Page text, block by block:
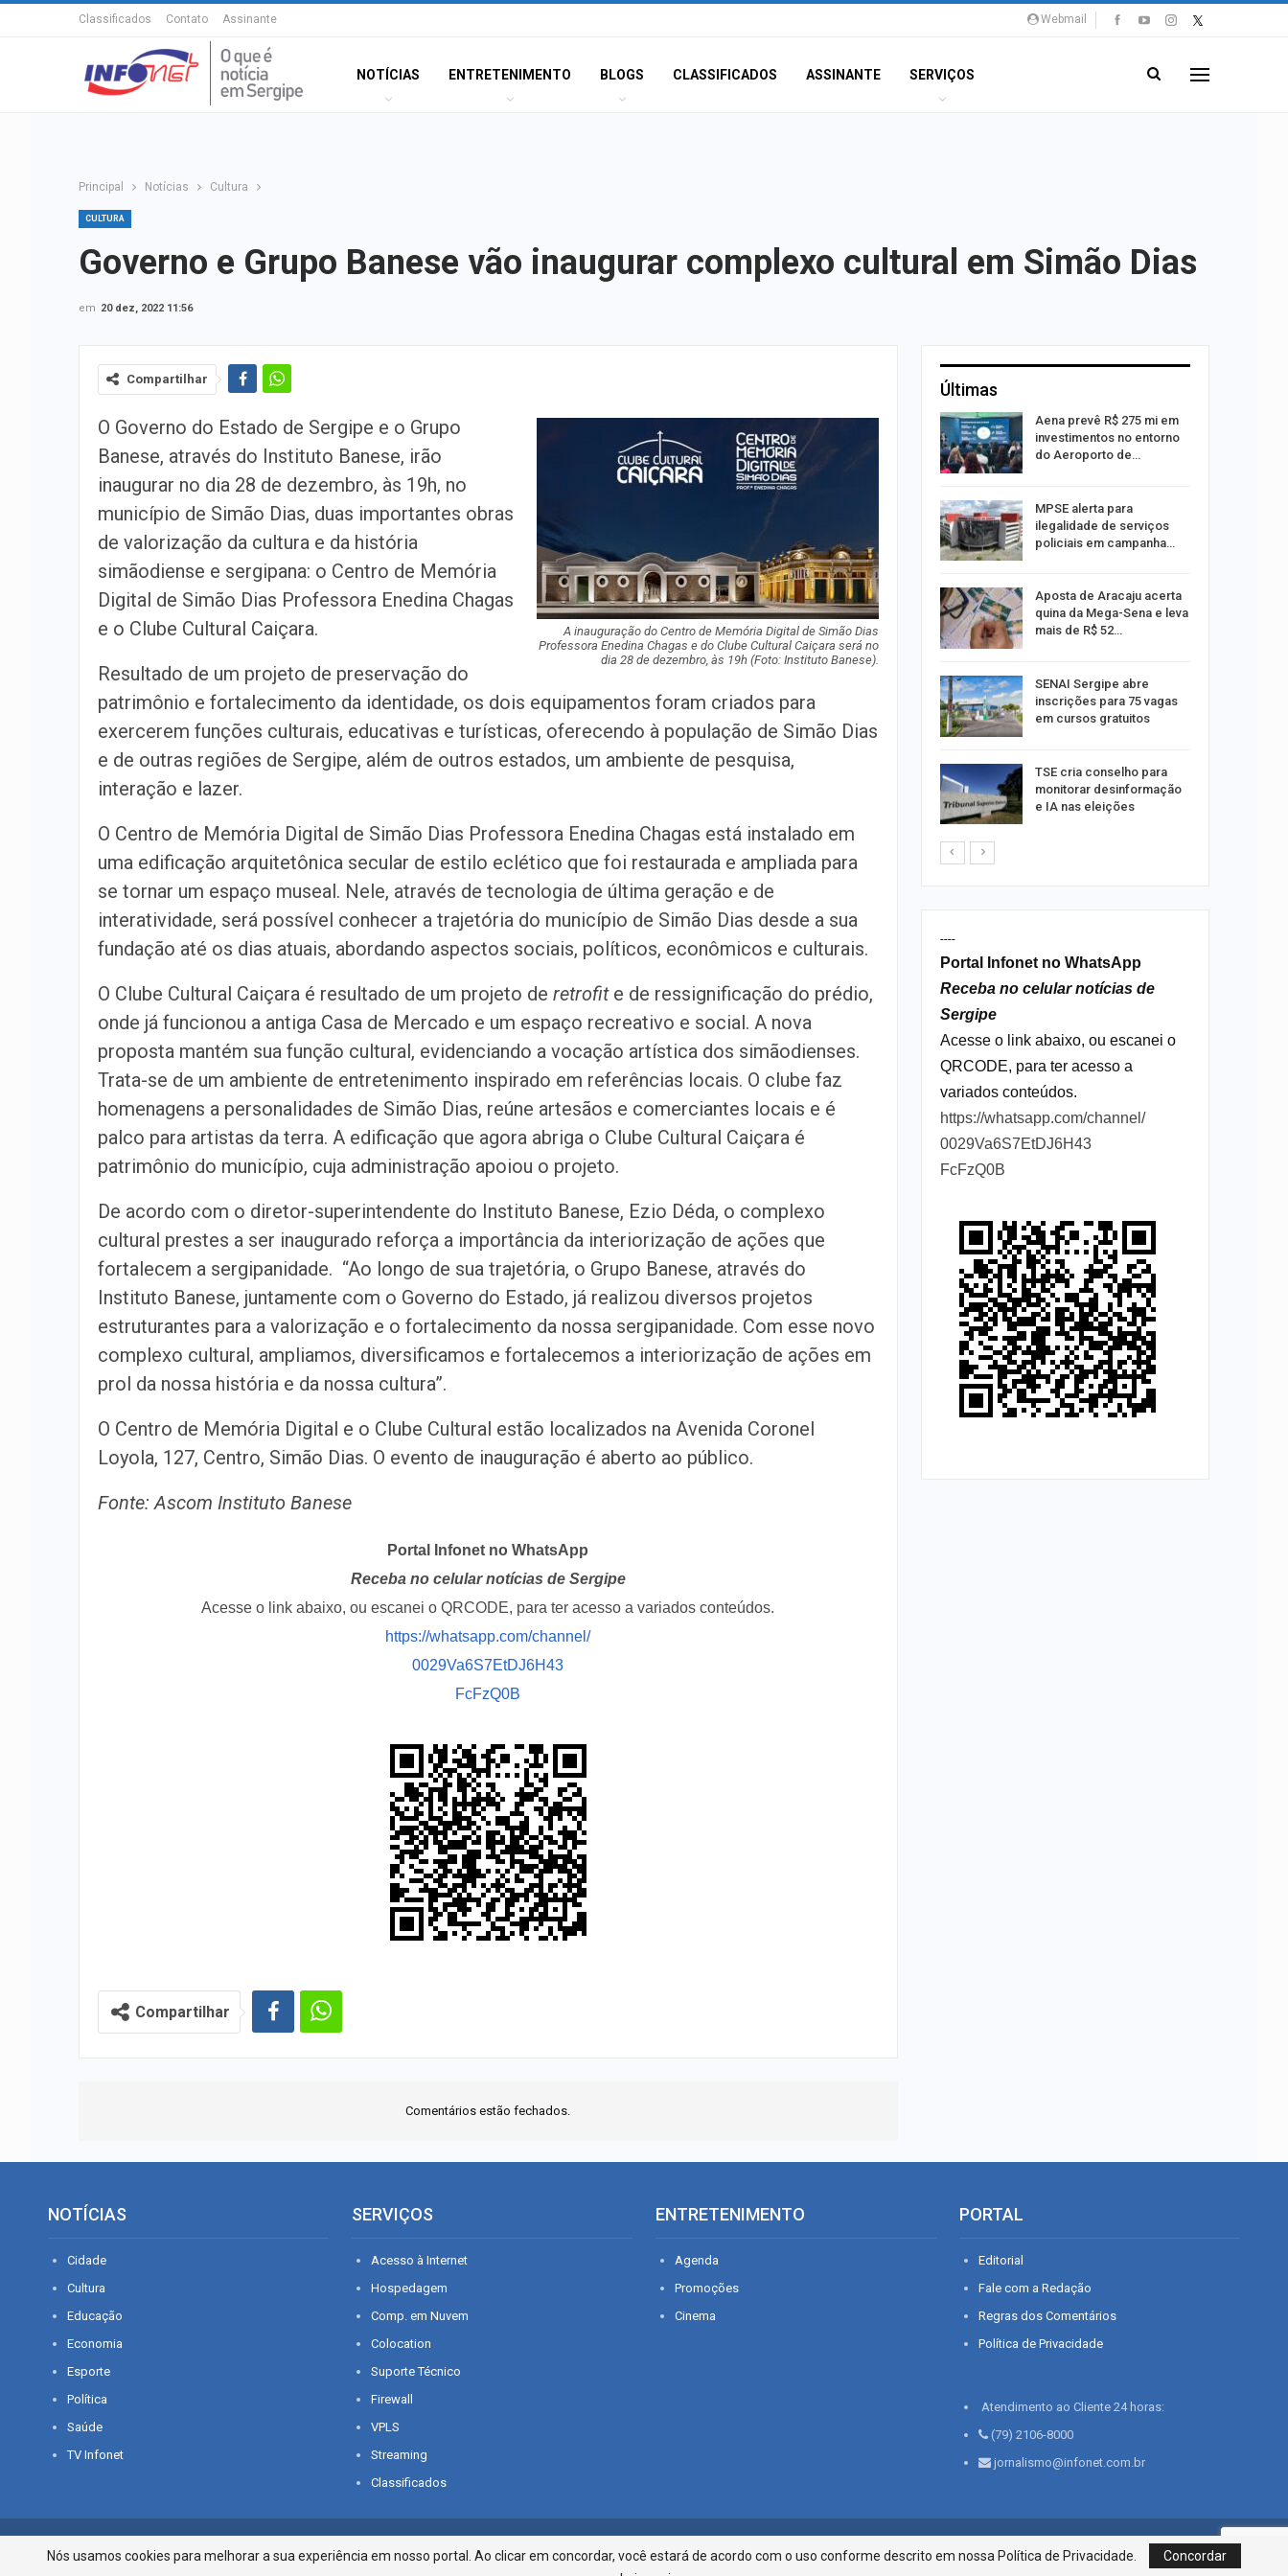
Webmail
Classificados Contato Assinante
NOTÍCIAS ENTRETENIMENTO BLOGS CLASSIFICADOS ASSINANTE SERVIÇOS
Principal Notícias Cultura
CULTURA
Governo e Grupo Banese vão inaugurar complexo cultural em Simão Dias
em 20 dez, 2022 11:56
Compartilhar
A inauguração do Centro de Memória Digital de Simão Dias
Professora Enedina Chagas e do Clube Cultural Caiçara será no
dia 28 de dezembro, às 19h (Foto: Instituto Banese).
O Governo do Estado de Sergipe e o Grupo
Banese, através do Instituto Banese, irão
inaugurar no dia 28 de dezembro, às 19h, no
município de Simão Dias, duas importantes obras
de valorização da cultura e da história
simãodiense e sergipana: o Centro de Memória
Digital de Simão Dias Professora Enedina Chagas
e o Clube Cultural Caiçara.
Resultado de um projeto de preservação do
patrimônio e fortalecimento da identidade, os dois equipamentos foram criados para
exercerem funções culturais, educativas e turísticas, oferecendo à população de Simão Dias
e de outras regiões de Sergipe, além de outros estados, um ambiente de pesquisa,
interação e lazer.
O Centro de Memória Digital de Simão Dias Professora Enedina Chagas está instalado em
uma edificação arquitetônica secular de estilo eclético que foi restaurada e ampliada para
se tornar um espaço museal. Nele, através de tecnologia de última geração e de
interatividade, será possível conhecer a trajetória do município de Simão Dias desde a sua
fundação até os dias atuais, abordando aspectos sociais, políticos, econômicos e culturais.
O Clube Cultural Caiçara é resultado de um projeto de retrofite de ressignificação do prédio,
onde já funcionou a antiga Casa de Mercado e um espaço recreativo e social. A nova
proposta mantém sua função cultural, evidenciando a vocação artística dos simãodienses.
Trata-se de um ambiente de entretenimento inspirado em referências locais. O clube faz
homenagens a personalidades de Simão Dias, reúne artesãos e comerciantes locais e é
palco para artistas da terra. A edificação que agora abriga o Clube Cultural Caiçara é
patrimônio do município, cuja administração apoiou o projeto.
De acordo com o diretor-superintendente do Instituto Banese, Ezio Déda, o complexo
cultural prestes a ser inaugurado reforça a importância da interiorização de ações que
fortalecem a sergipanidade. “Ao longo de sua trajetória, o Grupo Banese, através do
Instituto Banese, juntamente com o Governo do Estado, já realizou diversos projetos
estruturantes para a valorização e o fortalecimento da nossa sergipanidade. Com esse novo
complexo cultural, ampliamos, diversificamos e fortalecemos a interiorização de ações em
prol da nossa história e da nossa cultura”.
O Centro de Memória Digital e o Clube Cultural estão localizados na Avenida Coronel
Loyola, 127, Centro, Simão Dias. O evento de inauguração é aberto ao público.
Fonte: Ascom Instituto Banese
Portal Infonet no WhatsApp
Receba no celular notícias de Sergipe
Acesse o link abaixo, ou escanei o QRCODE, para ter acesso a variados conteúdos.
https://whatsapp.com/channel/
0029Va6S7EtDJ6H43
FcFzQ0B
Compartilhar
Comentários estão fechados.
Últimas
Champagne: Uma Viagem
de Pai e Filho
Homem Aranha: Um Novo
Dia
companheiro é preso por
Sergipe terá possibilidade
Aena prevê R$ 275 mi em
investimentos no entorno
do Aeroporto de…
MPSE alerta para
ilegalidade de serviços
policiais em campanha…
Aposta de Aracaju acerta
quina da Mega-Sena e leva
mais de R$ 52…
SENAI Sergipe abre
inscrições para 75 vagas
em cursos gratuitos
TSE cria conselho para
monitorar desinformação
e IA nas eleições
----
Portal Infonet no WhatsApp
Receba no celular notícias de
Sergipe
Acesse o link abaixo, ou escanei o
QRCODE, para ter acesso a
variados conteúdos.
https://whatsapp.com/channel/
0029Va6S7EtDJ6H43
FcFzQ0B
NOTÍCIAS
Cidade
Cultura
Educação
Economia
Esporte
Política
Saúde
TV Infonet
SERVIÇOS
Acesso à Internet
Hospedagem
Comp. em Nuvem
Colocation
Suporte Técnico
Firewall
VPLS
Streaming
Classificados
ENTRETENIMENTO
Agenda
Promoções
Cinema
PORTAL
Editorial
Fale com a Redação
Regras dos Comentários
Política de Privacidade
Atendimento ao Cliente 24 horas:
(79) 2106-8000
jornalismo@infonet.com.br
© 2026 - O que é notícia em Sergipe. Todos os direitos reservados.
Infonet - Rua Monsenhor Silveira 276, Bairro São José | Aracaju-SE, CEP 49015-030, Fone: 79.2106.8000 - CI
Centro de Informações LTDA
Nós usamos cookies para melhorar a sua experiência em nosso portal. Ao clicar em concordar, você estará de acordo com o uso conforme descrito em nossa Política de Privacidade.
Concordar